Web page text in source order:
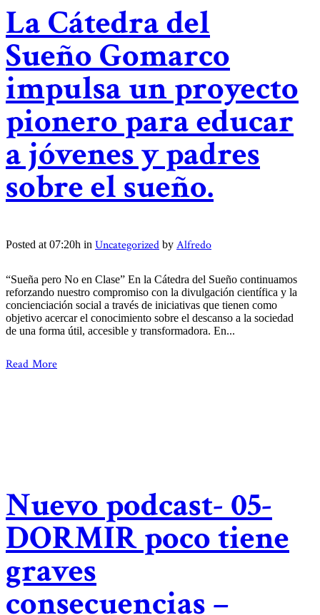
La Cátedra del
Sueño Gomarco
impulsa un proyecto
pionero para educar
a jóvenes y padres
sobre el sueño.
Posted at 07:20h in Uncategorized by Alfredo
“Sueña pero No en Clase” En la Cátedra del Sueño continuamos
reforzando nuestro compromiso con la divulgación científica y la
concienciación social a través de iniciativas que tienen como
objetivo acercar el conocimiento sobre el descanso a la sociedad
de una forma útil, accesible y transformadora. En...
Read More
Nuevo podcast- 05-
DORMIR poco tiene
graves
consecuencias –